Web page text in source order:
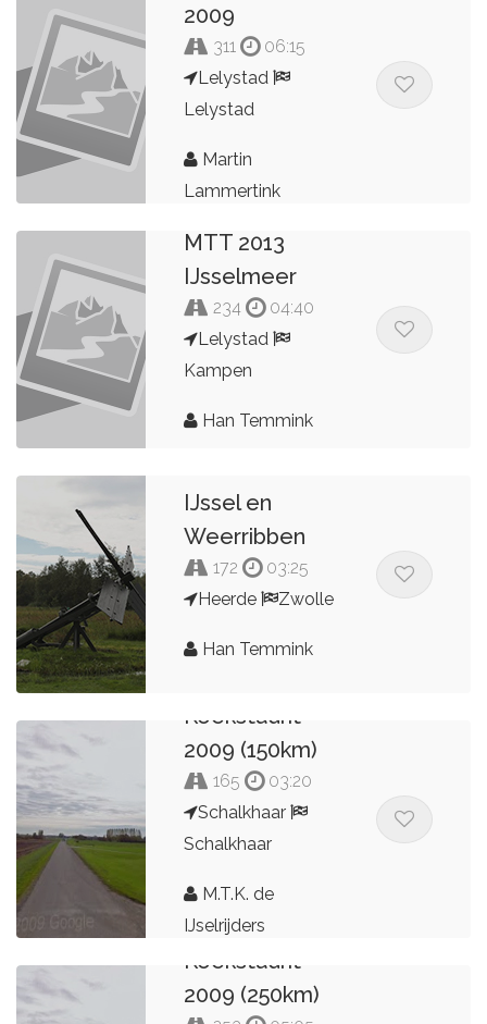
2009
311
06:15
Lelystad
Lelystad
Martin
Lammertink
MTT 2013
IJsselmeer
234
04:40
Lelystad
Kampen
Han Temmink
IJssel en
Weerribben
172
03:25
Heerde
Zwolle
Han Temmink
Koekstadrit
2009 (150km)
165
03:20
Schalkhaar
Schalkhaar
M.T.K. de
IJselrijders
Koekstadrit
2009 (250km)